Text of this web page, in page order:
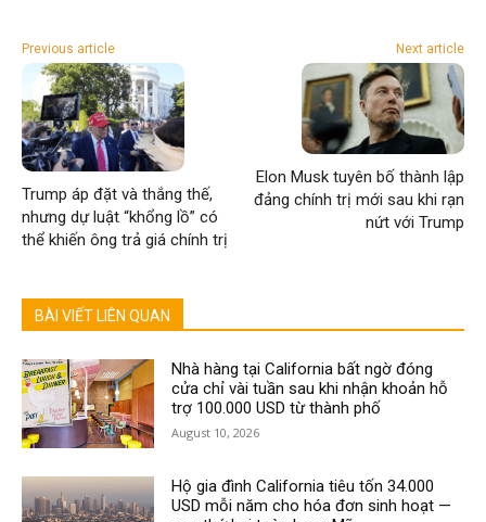
Previous article
Trump áp đặt và thắng thế,
nhưng dự luật “khổng lồ” có
thể khiến ông trả giá chính trị
Next article
Elon Musk tuyên bố thành lập
đảng chính trị mới sau khi rạn
nứt với Trump
BÀI VIẾT LIÊN QUAN
Nhà hàng tại California bất ngờ đóng
cửa chỉ vài tuần sau khi nhận khoản hỗ
trợ 100.000 USD từ thành phố
August 10, 2026
Hộ gia đình California tiêu tốn 34.000
USD mỗi năm cho hóa đơn sinh hoạt —